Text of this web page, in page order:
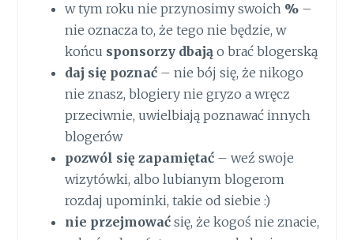
w tym roku nie przynosimy swoich %–
nie oznacza to, że tego nie będzie, w
końcu sponsorzy dbająo brać blogerską
daj się poznać– nie bój się, że nikogo
nie znasz, blogiery nie gryzo a wręcz
przeciwnie, uwielbiają poznawać innych
blogerów
pozwól się zapamiętać– weź swoje
wizytówki, albo lubianym blogerom
rozdaj upominki, takie od siebie :)
nie przejmowaćsię, że kogoś nie znacie,